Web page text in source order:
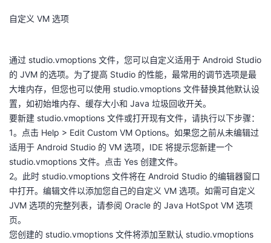
者
堂
我
的
课
程
我
的
认
我
的
我
支
我
的
技
术
支
我
的
云
声
自定义 VM 选项
通过 studio.vmoptions 文件，您可以自定义适用于 Android Studio
的 JVM 的选项。为了提高 Studio 的性能，最常用的调节选项是最
大堆内存，但您也可以使用 studio.vmoptions 文件替换其他默认设
置，如初始堆内存、缓存大小和 Java 垃圾回收开关。
要新建 studio.vmoptions 文件或打开现有文件，请执行以下步骤：
1。点击 Help > Edit Custom VM Options。如果您之前从未编辑过
适用于 Android Studio 的 VM 选项，IDE 将提示您新建一个
studio.vmoptions 文件。点击 Yes 创建文件。
2。此时 studio.vmoptions 文件将在 Android Studio 的编辑器窗口
中打开。编辑文件以添加您自己的自定义 VM 选项。如需可自定义
JVM 选项的完整列表，请参阅 Oracle 的 Java HotSpot VM 选项
页。
您创建的 studio.vmoptions 文件将添加至默认 studio.vmoptions